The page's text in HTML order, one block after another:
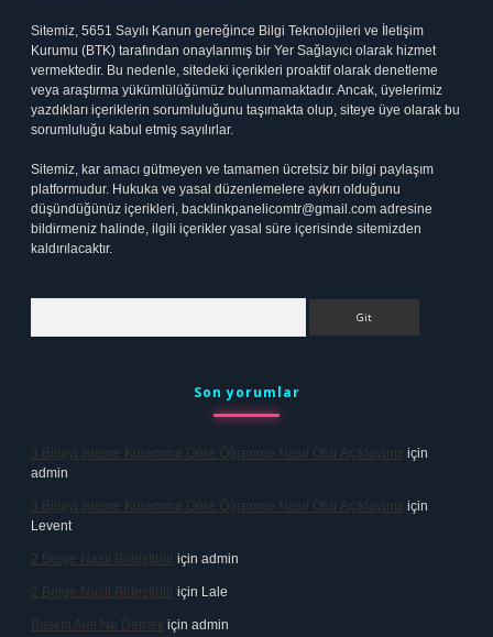
Sitemiz, 5651 Sayılı Kanun gereğince Bilgi Teknolojileri ve İletişim
Kurumu (BTK) tarafından onaylanmış bir Yer Sağlayıcı olarak hizmet
vermektedir. Bu nedenle, sitedeki içerikleri proaktif olarak denetleme
veya araştırma yükümlülüğümüz bulunmamaktadır. Ancak, üyelerimiz
yazdıkları içeriklerin sorumluluğunu taşımakta olup, siteye üye olarak bu
sorumluluğu kabul etmiş sayılırlar.
Sitemiz, kar amacı gütmeyen ve tamamen ücretsiz bir bilgi paylaşım
platformudur. Hukuka ve yasal düzenlemelere aykırı olduğunu
düşündüğünüz içerikleri, backlinkpanelicomtr@gmail.com adresine
bildirmeniz halinde, ilgili içerikler yasal süre içerisinde sitemizden
kaldırılacaktır.
Son yorumlar
3 Bilgiyi Işleme Kuramına Göre Öğrenme Nasıl Olur Açıklayınız için
admin
3 Bilgiyi Işleme Kuramına Göre Öğrenme Nasıl Olur Açıklayınız için
Levent
2 Belge Nasıl Birleştirilir için admin
2 Belge Nasıl Birleştirilir için Lale
Baskın Alel Ne Demek için admin